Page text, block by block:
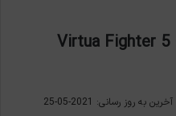
انحصاری PS4 معرفی شد؛ Virtua Fighter 5
آخرین به روز رسانی: 2021-05-25